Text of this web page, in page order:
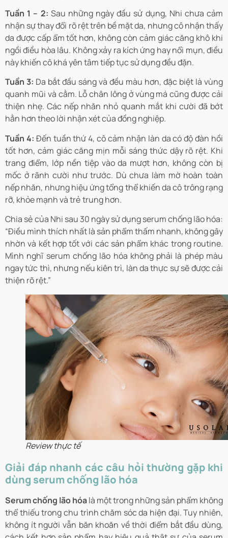
Tuần 1 – 2: Sau những ngày đầu sử dụng, Nhi chưa cảm
nhận sự thay đổi rõ rệt trên bề mặt da, nhưng cô nhận thấy
da được cấp ẩm tốt hơn, không còn cảm giác căng khô khi
ngồi điều hòa lâu. Không xảy ra kích ứng hay nổi mụn, điều
này khiến cô khá yên tâm tiếp tục sử dụng đều đặn.
Tuần 3: Da bắt đầu sáng và đều màu hơn, đặc biệt là vùng
quanh mũi và cằm. Lỗ chân lông ở vùng má cũng được cải
thiện nhẹ. Các nếp nhăn nhỏ quanh mắt khi cười đã bớt
hằn hơn theo lời nhận xét của đồng nghiệp.
Tuần 4: Đến tuần thứ 4, cô cảm nhận làn da có độ đàn hồi
tốt hơn, cảm giác căng mịn mỗi sáng thức dậy rõ rệt. Khi
trang điểm, lớp nền tiệp vào da mượt hơn, không còn bị
mốc ở rãnh cười như trước. Dù chưa làm mờ hoàn toàn
nếp nhăn, nhưng hiệu ứng tổng thể khiến da cô trông rạng
rỡ, khỏe mạnh và trẻ trung hơn.
Chia sẻ của Nhi sau 30 ngày sử dụng serum chống lão hóa:
“Điều mình thích nhất là sản phẩm thấm nhanh, không gây
nhờn và kết hợp tốt với các sản phẩm khác trong routine.
Mình nghĩ serum chống lão hóa không phải là phép màu
ngay tức thì, nhưng nếu kiên trì, làn da thực sự sẽ được cải
thiện rõ rệt.”
Review thực tế
Giải đáp nhanh các câu hỏi thường gặp khi
dùng serum chống lão hóa
Serum chống lão hóalà một trong những sản phẩm không
thể thiếu trong chu trình chăm sóc da hiện đại. Tuy nhiên,
không ít người vẫn băn khoăn về thời điểm bắt đầu dùng,